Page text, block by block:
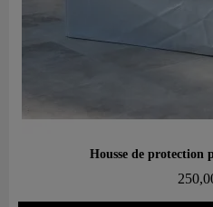
Aperçu
Housse de protection